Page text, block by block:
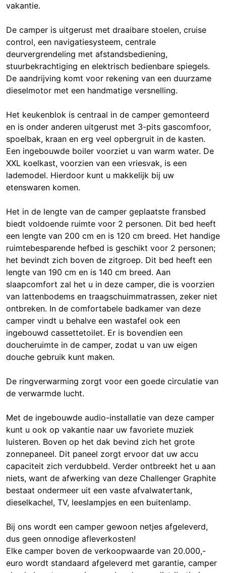
vakantie.
De camper is uitgerust met draaibare stoelen, cruise
control, een navigatiesysteem, centrale
deurvergrendeling met afstandsbediening,
stuurbekrachtiging en elektrisch bedienbare spiegels.
De aandrijving komt voor rekening van een duurzame
dieselmotor met een handmatige versnelling.
Het keukenblok is centraal in de camper gemonteerd
en is onder anderen uitgerust met 3-pits gascomfoor,
spoelbak, kraan en erg veel opbergruit in de kasten.
Een ingebouwde boiler voorziet u van warm water. De
XXL koelkast, voorzien van een vriesvak, is een
lademodel. Hierdoor kunt u makkelijk bij uw
etenswaren komen.
Het in de lengte van de camper geplaatste fransbed
biedt voldoende ruimte voor 2 personen. Dit bed heeft
een lengte van 200 cm en is 120 cm breed. Het handige
ruimtebesparende hefbed is geschikt voor 2 personen;
het bevindt zich boven de zitgroep. Dit bed heeft een
lengte van 190 cm en is 140 cm breed. Aan
slaapcomfort zal het u in deze camper, die is voorzien
van lattenbodems en traagschuimmatrassen, zeker niet
ontbreken. In de comfortabele badkamer van deze
camper vindt u behalve een wastafel ook een
ingebouwd cassettetoilet. Er is bovendien een
doucheruimte in de camper, zodat u van uw eigen
douche gebruik kunt maken.
De ringverwarming zorgt voor een goede circulatie van
de verwarmde lucht.
Met de ingebouwde audio-installatie van deze camper
kunt u ook op vakantie naar uw favoriete muziek
luisteren. Boven op het dak bevind zich het grote
zonnepaneel. Dit paneel zorgt ervoor dat uw accu
capaciteit zich verdubbeld. Verder ontbreekt het u aan
niets, want de afwerking van deze Challenger Graphite
bestaat ondermeer uit een vaste afvalwatertank,
dieselkachel, TV, leeslampjes en een buitenlamp.
Bij ons wordt een camper gewoon netjes afgeleverd,
dus geen onnodige afleverkosten!
Elke camper boven de verkoopwaarde van 20.000,-
euro wordt standaard afgeleverd met garantie, camper